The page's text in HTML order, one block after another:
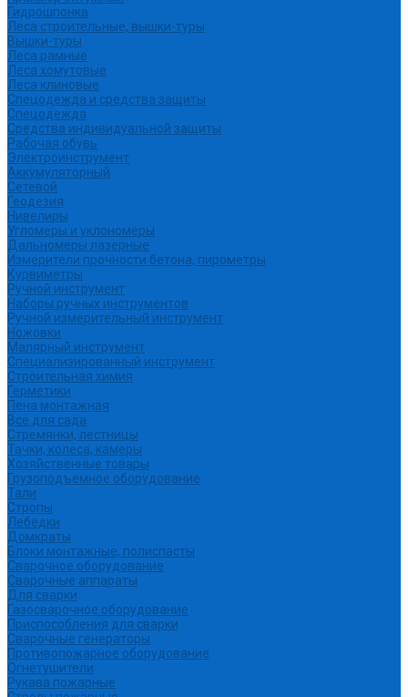
Гидрошпонка
Леса строительные, вышки-туры
Вышки-туры
Леса рамные
Леса хомутовые
Леса клиновые
Спецодежда и средства защиты
Спецодежда
Средства индивидуальной защиты
Рабочая обувь
Электроинструмент
Аккумуляторный
Сетевой
Геодезия
Нивелиры
Угломеры и уклономеры
Дальномеры лазерные
Измерители прочности бетона, пирометры
Курвиметры
Ручной инструмент
Наборы ручных инструментов
Ручной измерительный инструмент
Ножовки
Малярный инструмент
Специализированный инструмент
Строительная химия
Герметики
Пена монтажная
Все для сада
Стремянки, лестницы
Тачки, колеса, камеры
Хозяйственные товары
Грузоподъемное оборудование
Тали
Стропы
Лебедки
Домкраты
Блоки монтажные, полиспасты
Сварочное оборудование
Сварочные аппараты
Для сварки
Газосварочное оборудование
Приспособления для сварки
Сварочные генераторы
Противопожарное оборудование
Огнетушители
Рукава пожарные